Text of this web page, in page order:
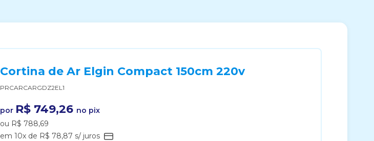
Cortina de Ar Elgin Compact 150cm 220v
PRCARCARGDZ2EL1
por R$ 749,26 no pix
ou R$ 788,69
em 10x de R$ 78,87 s/ juros